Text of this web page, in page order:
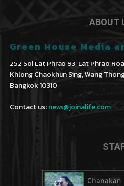
ABOUT
Green House Media
252 Soi Lat Phrao 93, Lat Phrao
Khlong Chaokhun Sing, Wang
Bangkok 10310
Contact us:news@joinalife.com